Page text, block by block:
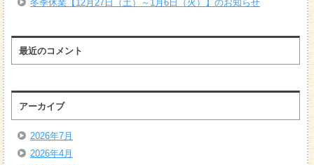
冬季休業【12月27日（土）～1月6日（火）】のお知らせ
最近のコメント
アーカイブ
2026年7月
2026年4月